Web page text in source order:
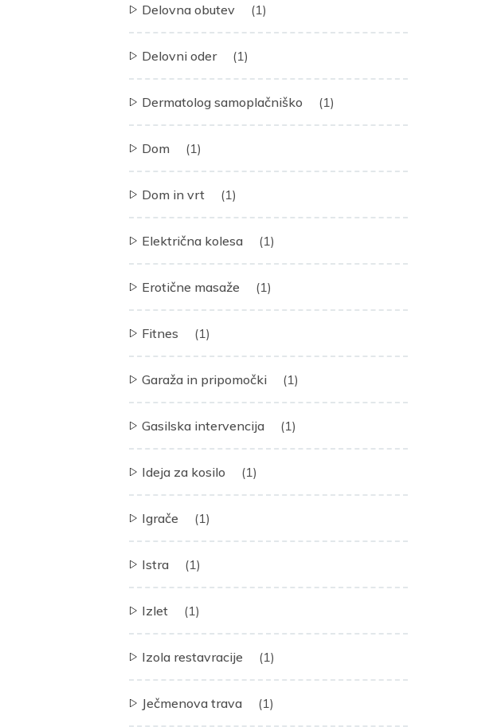
Delovna obutev (1)
Delovni oder (1)
Dermatolog samoplačniško (1)
Dom (1)
Dom in vrt (1)
Električna kolesa (1)
Erotične masaže (1)
Fitnes (1)
Garaža in pripomočki (1)
Gasilska intervencija (1)
Ideja za kosilo (1)
Igrače (1)
Istra (1)
Izlet (1)
Izola restavracije (1)
Ječmenova trava (1)